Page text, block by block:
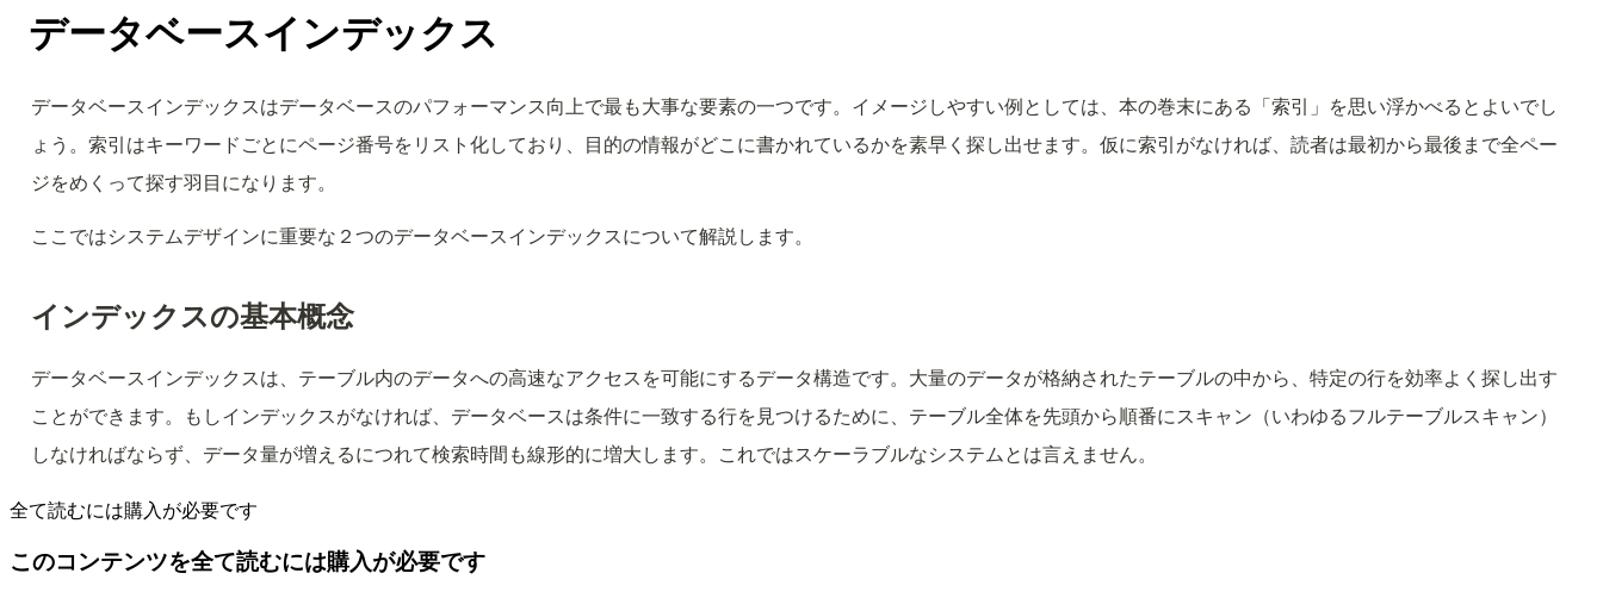
データベースインデックス
データベースインデックスはデータベースのパフォーマンス向上で最も大事な要素の一つです。イメージしやすい例としては、本の巻末にある「索引」を思い浮かべるとよいでし
ょう。索引はキーワードごとにページ番号をリスト化しており、目的の情報がどこに書かれているかを素早く探し出せます。仮に索引がなければ、読者は最初から最後まで全ペー
ジをめくって探す羽目になります。
ここではシステムデザインに重要な２つのデータベースインデックスについて解説します。
インデックスの基本概念
データベースインデックスは、テーブル内のデータへの高速なアクセスを可能にするデータ構造です。大量のデータが格納されたテーブルの中から、特定の行を効率よく探し出す
ことができます。もしインデックスがなければ、データベースは条件に一致する行を見つけるために、テーブル全体を先頭から順番にスキャン（いわゆるフルテーブルスキャン）
しなければならず、データ量が増えるにつれて検索時間も線形的に増大します。これではスケーラブルなシステムとは言えません。
全て読むには購入が必要です
このコンテンツを全て読むには購入が必要です